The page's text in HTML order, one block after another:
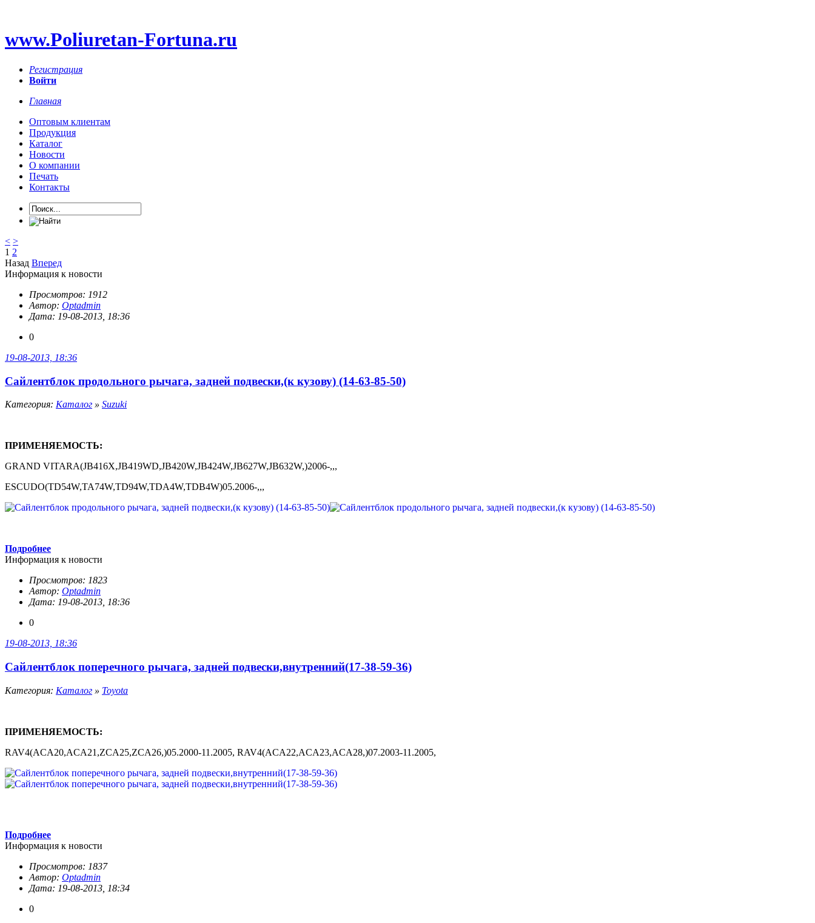
www.Poliuretan-Fortuna.ru
Регистрация
Войти
Главная
Оптовым клиентам
Продукция
Каталог
Новости
О компании
Печать
Контакты
< >
1 2
Назад Вперед
Информация к новости
Просмотров: 1912
Автор: Optadmin
Дата: 19-08-2013, 18:36
0
19-08-2013, 18:36
Сайлентблок продольного рычага, задней подвески,(к кузову) (14-63-85-50)
Категория: Каталог » Suzuki
ПРИМЕНЯЕМОСТЬ:
GRAND VITARA(JB416X,JB419WD,JB420W,JB424W,JB627W,JB632W,)2006-,,,
ESCUDO(TD54W,TA74W,TD94W,TDA4W,TDB4W)05.2006-,,,
Подробнее
Информация к новости
Просмотров: 1823
Автор: Optadmin
Дата: 19-08-2013, 18:36
0
19-08-2013, 18:36
Сайлентблок поперечного рычага, задней подвески,внутренний(17-38-59-36)
Категория: Каталог » Toyota
ПРИМЕНЯЕМОСТЬ:
RAV4(ACA20,ACA21,ZCA25,ZCA26,)05.2000-11.2005, RAV4(ACA22,ACA23,ACA28,)07.2003-11.2005,
Подробнее
Информация к новости
Просмотров: 1837
Автор: Optadmin
Дата: 19-08-2013, 18:34
0